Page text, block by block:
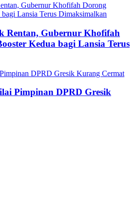
Rentan, Gubernur Khofifah
Kedua bagi Lansia Terus
Pimpinan DPRD Gresik